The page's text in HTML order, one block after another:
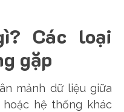
Các loại
gặp
mảnh dữ liệu giữa
hệ thống khác